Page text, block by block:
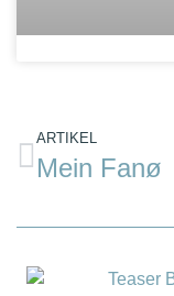
ARTIKEL
Mein Fanø